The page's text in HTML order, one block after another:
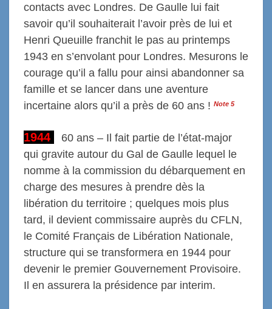
contacts avec Londres. De Gaulle lui fait
savoir qu’il souhaiterait l’avoir près de lui et
Henri Queuille franchit le pas au printemps
1943 en s’envolant pour Londres. Mesurons le
courage qu’il a fallu pour ainsi abandonner sa
famille et se lancer dans une aventure
incertaine alors qu’il a près de 60 ans ! Note 5
1944 60 ans – Il fait partie de l’état-major
qui gravite autour du Gal de Gaulle lequel le
nomme à la commission du débarquement en
charge des mesures à prendre dès la
libération du territoire ; quelques mois plus
tard, il devient commissaire auprès du CFLN,
le Comité Français de Libération Nationale,
structure qui se transformera en 1944 pour
devenir le premier Gouvernement Provisoire.
Il en assurera la présidence par interim.